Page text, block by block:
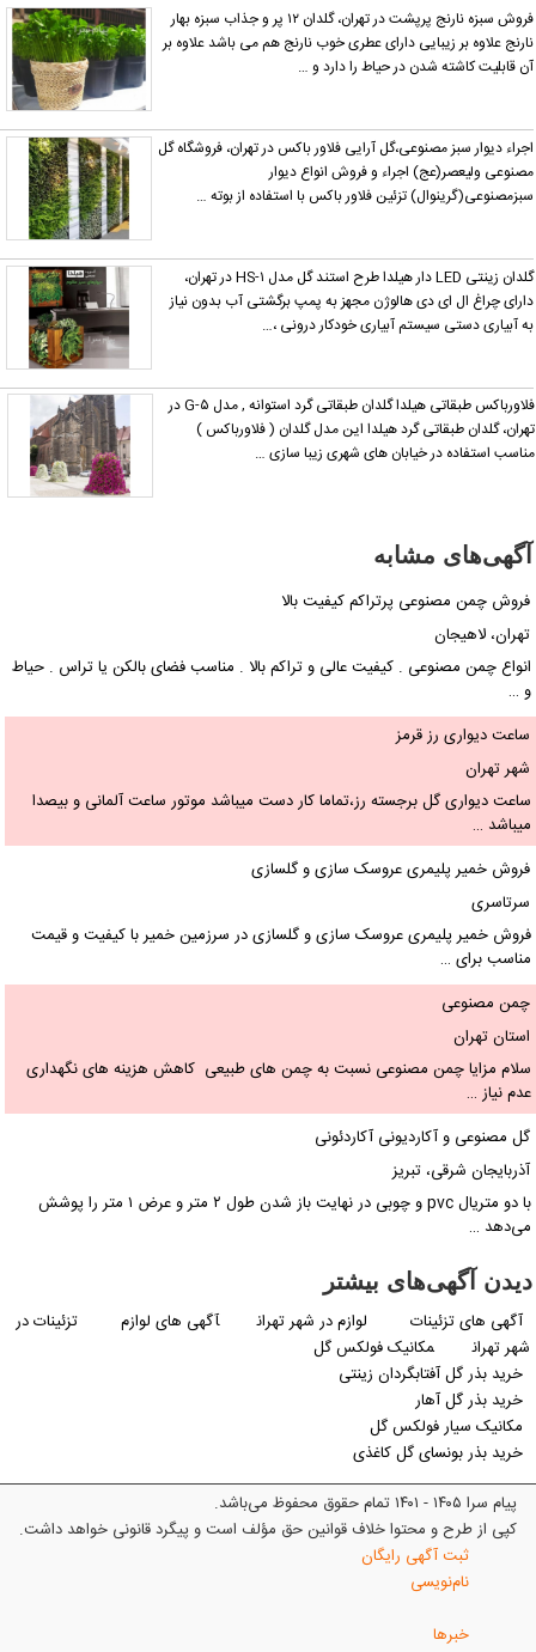
گزارش
دهید.
فروش سبزه نارنج پرپشت در تهران، گلدان ۱۲ پر و جذاب سبزه بهار
نارنج علاوه بر زیبایی دارای عطری خوب نارنج هم می باشد علاوه بر
آن قابلیت کاشته شدن در حیاط را دارد و …
اجراء دیوار سبز مصنوعی،گل آرایی فلاور باکس در تهران، فروشگاه گل
مصنوعی ولیعصر(عج) اجراء و فروش انواع دیوار
سبزمصنوعی(گرینوال) تزئین فلاور باکس با استفاده از بوته …
گلدان زینتی LED دار هیلدا طرح استند گل مدل HS-۱ در تهران،
دارای چراغ ال ای دی هالوژن مجهز به پمپ برگشتی آب بدون نیاز
به آبیاری دستی سیستم آبیاری خودکار درونی ،…
فلاورباکس طبقاتی هیلدا گلدان طبقاتی گرد استوانه , مدل G-۵ در
گلدان طبقاتی گرد هیلدا این مدل گلدان ( فلاورباکس )
استفاده در خیابان های شهری زیبا سازی …
آگهی‌های مشابه
فروش چمن مصنوعی پرتراکم کیفیت بالا
تهران، لاهیجان
انواع چمن مصنوعی . کیفیت عالی و تراکم بالا . مناسب فضای بالکن یا تراس . حیاط
و …
ساعت دیواری رز قرمز
شهر تهران
ساعت دیواری گل برجسته رز،تماما کار دست میباشد موتور ساعت آلمانی و بیصدا
میباشد …
فروش خمیر پلیمری عروسک سازی و گلسازی
سرتاسری
فروش خمیر پلیمری عروسک سازی و گلسازی در سرزمین خمیر با کیفیت و قیمت
مناسب برای …
چمن مصنوعی
استان تهران
سلام مزایا چمن مصنوعی نسبت به چمن های طبیعی کاهش هزینه های نگهداری
عدم نیاز …
گل مصنوعی و آکاردیونی آکاردئونی
آذربایجان شرقی، تبریز
با دو متریال pvc و چوبی در نهایت باز شدن طول ۲ متر و عرض ۱ متر را پوشش
می‌دهد …
دیدن آگهی‌های بیشتر
آگهی های تزئینات
لوازم در شهر تهران آگهی های لوازم
تزئینات در
شهر تهران
مکانیک فولکس گل
خرید بذر گل آفتابگردان زینتی
خرید بذر گل آهار
مکانیک سیار فولکس گل
خرید بذر بونسای گل کاغذی
پیام سرا ۱۴۰۵ - ۱۴۰۱ تمام حقوق محفوظ می‌باشد.
کپی از طرح و محتوا خلاف قوانین حق مؤلف است و پیگرد قانونی خواهد داشت.
ثبت آگهی رایگان
نام‌نویسی
خبرها